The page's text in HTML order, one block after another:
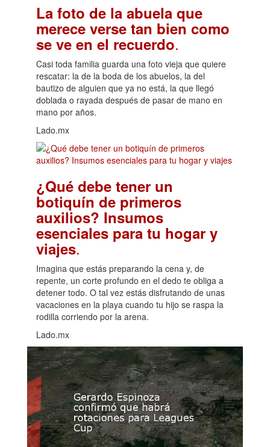
La foto de la abuela que
merece verse tan bien como
se ve en el recuerdo.
Casi toda familia guarda una foto vieja que quiere
rescatar: la de la boda de los abuelos, la del
bautizo de alguien que ya no está, la que llegó
doblada o rayada después de pasar de mano en
mano por años.
Lado.mx
¿Qué debe tener un
botiquín de primeros
auxilios? Insumos
esenciales para tu hogar y
viajes.
Imagina que estás preparando la cena y, de
repente, un corte profundo en el dedo te obliga a
detener todo. O tal vez estás disfrutando de unas
vacaciones en la playa cuando tu hijo se raspa la
rodilla corriendo por la arena.
Lado.mx